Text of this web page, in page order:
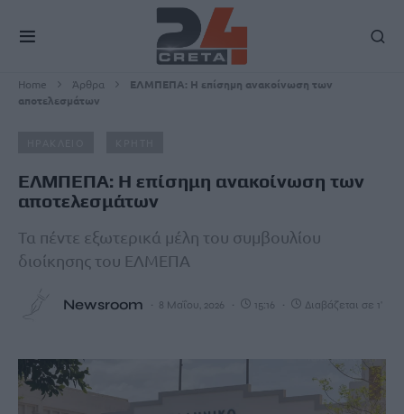
Home Άρθρα
ΕΛΜΠΕΠΑ: Η επίσημη ανακοίνωση των
αποτελεσμάτων
ΕΛΜΠΕΠΑ: Η επίσημη ανακοίνωση των
αποτελεσμάτων
Τα πέντε εξωτερικά μέλη του συμβουλίου
διοίκησης του ΕΛΜΕΠΑ
Newsroom 8 Μαΐου, 2026 15:16 Διαβάζεται σε 1'